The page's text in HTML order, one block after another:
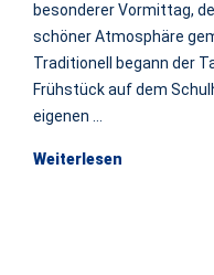
besonderer Vormittag,
schöner Atmosphäre
Traditionell begann der
Frühstück auf dem
eigenen …
Weiterlesen